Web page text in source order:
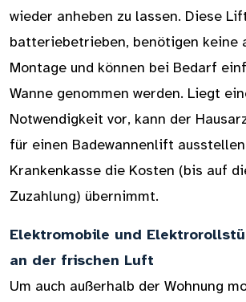
wieder anheben zu lassen. Diese
batteriebetrieben, benötigen keine
Montage und können bei Bedarf
Wanne genommen werden. Liegt
Notwendigkeit vor, kann der
für einen Badewannenlift
Krankenkasse die Kosten (bis auf
Zuzahlung) übernimmt.
Elektromobile und
an der frischen Luft
Um auch außerhalb der Wohnung